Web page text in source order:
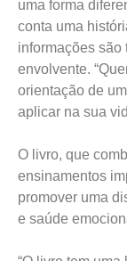
uma forma
conta uma
informações são
envolvente.
orientação de
aplicar na sua
O livro, que
ensinamentos
promover uma
e saúde